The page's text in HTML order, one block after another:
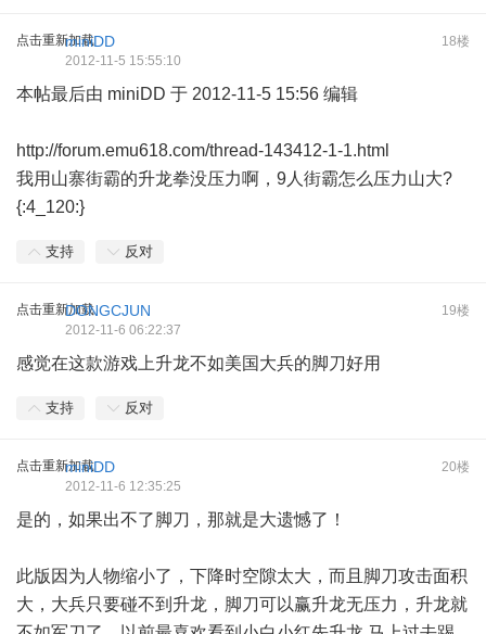
点击重新加载 18楼
miniDD
2012-11-5 15:55:10
本帖最后由 miniDD 于 2012-11-5 15:56 编辑
http://forum.emu618.com/thread-143412-1-1.html
我用山寨街霸的升龙拳没压力啊，9人街霸怎么压力山大?
{:4_120:}
支持 反对
点击重新加载 19楼
DONGCJUN
2012-11-6 06:22:37
感觉在这款游戏上升龙不如美国大兵的脚刀好用
支持 反对
点击重新加载 20楼
miniDD
2012-11-6 12:35:25
是的，如果出不了脚刀，那就是大遗憾了！
此版因为人物缩小了，下降时空隙太大，而且脚刀攻击面积
大，大兵只要碰不到升龙，脚刀可以赢升龙无压力，升龙就